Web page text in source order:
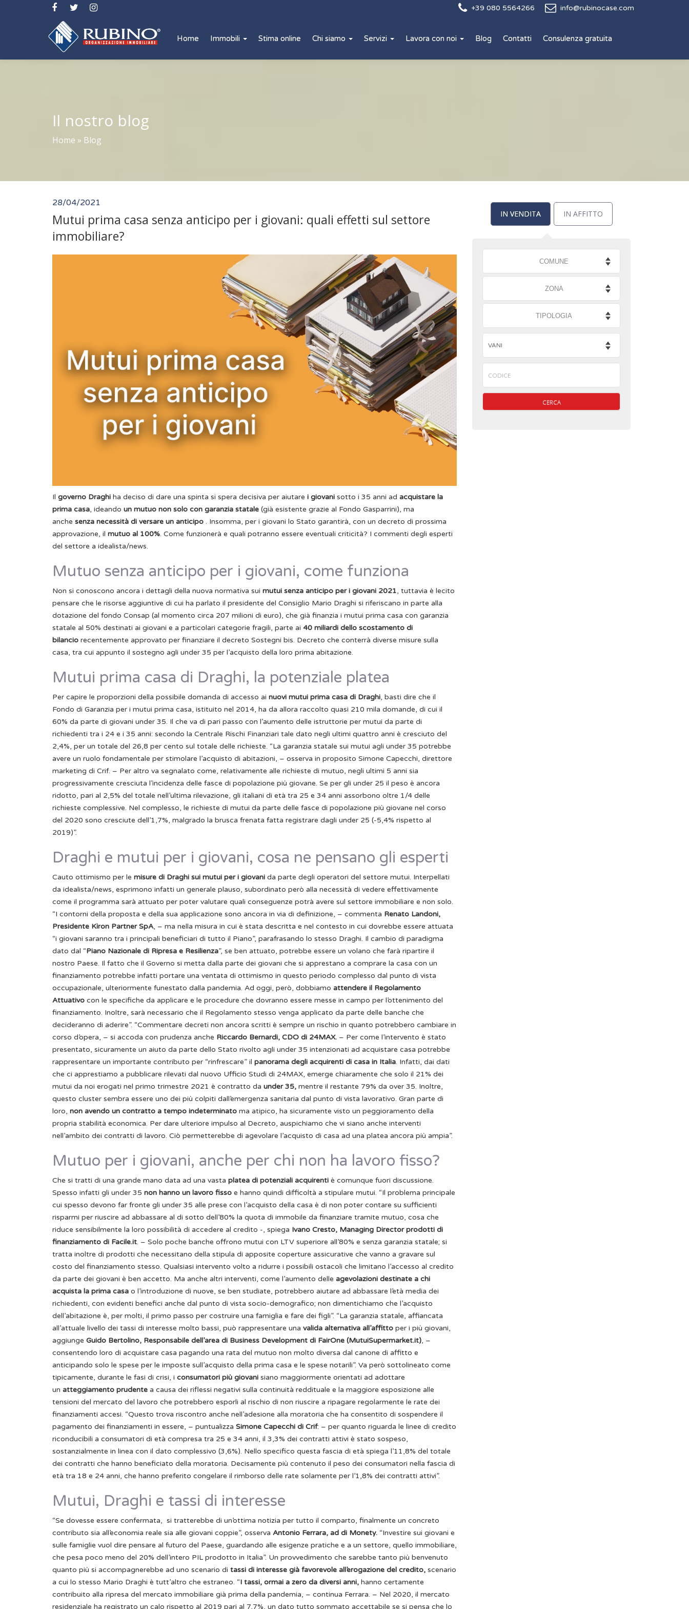
+39 080 5564266 info@rubinocase.com
Home Immobili Stima online Chi siamo Servizi Lavora con noi Blog Contatti Consulenza gratuita
Il nostro blog
Home » Blog
28/04/2021
Mutui prima casa senza anticipo per i giovani: quali effetti sul settore
immobiliare?
Il governo Draghi ha deciso di dare una spinta si spera decisiva per aiutare i giovani sotto i 35 anni ad acquistare la
prima casa, ideando un mutuo non solo con garanzia statale (già esistente grazie al Fondo Gasparrini), ma
anche senza necessità di versare un anticipo . Insomma, per i giovani lo Stato garantirà, con un decreto di prossima
approvazione, il mutuo al 100%. Come funzionerà e quali potranno essere eventuali criticità? I commenti degli esperti
del settore a idealista/news.
Mutuo senza anticipo per i giovani, come funziona
Non si conoscono ancora i dettagli della nuova normativa sui mutui senza anticipo per i giovani 2021, tuttavia è lecito
pensare che le risorse aggiuntive di cui ha parlato il presidente del Consiglio Mario Draghi si riferiscano in parte alla
dotazione del fondo Consap (al momento circa 207 milioni di euro), che già finanzia i mutui prima casa con garanzia
statale al 50% destinati ai giovani e a particolari categorie fragili, parte ai 40 miliardi dello scostamento di
bilancio recentemente approvato per finanziare il decreto Sostegni bis. Decreto che conterrà diverse misure sulla
casa, tra cui appunto il sostegno agli under 35 per l’acquisto della loro prima abitazione.
Mutui prima casa di Draghi, la potenziale platea
Per capire le proporzioni della possibile domanda di accesso ai nuovi mutui prima casa di Draghi, basti dire che il
Fondo di Garanzia per i mutui prima casa, istituito nel 2014, ha da allora raccolto quasi 210 mila domande, di cui il
60% da parte di giovani under 35. Il che va di pari passo con l’aumento delle istruttorie per mutui da parte di
richiedenti tra i 24 e i 35 anni: secondo la Centrale Rischi Finanziari tale dato negli ultimi quattro anni è cresciuto del
2,4%, per un totale del 26,8 per cento sul totale delle richieste. “La garanzia statale sui mutui agli under 35 potrebbe
avere un ruolo fondamentale per stimolare l’acquisto di abitazioni, – osserva in proposito Simone Capecchi, direttore
marketing di Crif. – Per altro va segnalato come, relativamente alle richieste di mutuo, negli ultimi 5 anni sia
progressivamente cresciuta l’incidenza delle fasce di popolazione più giovane. Se per gli under 25 il peso è ancora
ridotto, pari al 2,5% del totale nell’ultima rilevazione, gli italiani di età tra 25 e 34 anni assorbono oltre 1/4 delle
richieste complessive. Nel complesso, le richieste di mutui da parte delle fasce di popolazione più giovane nel corso
del 2020 sono cresciute dell’1,7%, malgrado la brusca frenata fatta registrare dagli under 25 (-5,4% rispetto al
2019)”.
Draghi e mutui per i giovani, cosa ne pensano gli esperti
Cauto ottimismo per le misure di Draghi sui mutui per i giovani da parte degli operatori del settore mutui. Interpellati
da idealista/news, esprimono infatti un generale plauso, subordinato però alla necessità di vedere effettivamente
come il programma sarà attuato per poter valutare quali conseguenze potrà avere sul settore immobiliare e non solo.
“I contorni della proposta e della sua applicazione sono ancora in via di definizione, – commenta Renato Landoni,
Presidente Kìron Partner SpA, – ma nella misura in cui è stata descritta e nel contesto in cui dovrebbe essere attuata
“i giovani saranno tra i principali beneficiari di tutto il Piano”, parafrasando lo stesso Draghi. Il cambio di paradigma
dato dal “Piano Nazionale di Ripresa e Resilienza”, se ben attuato, potrebbe essere un volano che farà ripartire il
nostro Paese. Il fatto che il Governo si metta dalla parte dei giovani che si apprestano a comprare la casa con un
finanziamento potrebbe infatti portare una ventata di ottimismo in questo periodo complesso dal punto di vista
occupazionale, ulteriormente funestato dalla pandemia. Ad oggi, però, dobbiamo attendere il Regolamento
Attuativo con le specifiche da applicare e le procedure che dovranno essere messe in campo per l’ottenimento del
finanziamento. Inoltre, sarà necessario che il Regolamento stesso venga applicato da parte delle banche che
decideranno di aderire”. “Commentare decreti non ancora scritti è sempre un rischio in quanto potrebbero cambiare in
corso d’opera, – si accoda con prudenza anche Riccardo Bernardi, CDO di 24MAX. – Per come l’intervento è stato
presentato, sicuramente un aiuto da parte dello Stato rivolto agli under 35 intenzionati ad acquistare casa potrebbe
rappresentare un importante contributo per “rinfrescare” il panorama degli acquirenti di casa in Italia. Infatti, dai dati
che ci apprestiamo a pubblicare rilevati dal nuovo Ufficio Studi di 24MAX, emerge chiaramente che solo il 21% dei
mutui da noi erogati nel primo trimestre 2021 è contratto da under 35, mentre il restante 79% da over 35. Inoltre,
questo cluster sembra essere uno dei più colpiti dall’emergenza sanitaria dal punto di vista lavorativo. Gran parte di
loro, non avendo un contratto a tempo indeterminato ma atipico, ha sicuramente visto un peggioramento della
propria stabilità economica. Per dare ulteriore impulso al Decreto, auspichiamo che vi siano anche interventi
nell’ambito dei contratti di lavoro. Ciò permetterebbe di agevolare l’acquisto di casa ad una platea ancora più ampia”.
Mutuo per i giovani, anche per chi non ha lavoro fisso?
Che si tratti di una grande mano data ad una vasta platea di potenziali acquirenti è comunque fuori discussione.
Spesso infatti gli under 35 non hanno un lavoro fisso e hanno quindi difficoltà a stipulare mutui. “Il problema principale
cui spesso devono far fronte gli under 35 alle prese con l’acquisto della casa è di non poter contare su sufficienti
risparmi per riuscire ad abbassare al di sotto dell’80% la quota di immobile da finanziare tramite mutuo, cosa che
riduce sensibilmente la loro possibilità di accedere al credito -, spiega Ivano Cresto, Managing Director prodotti di
finanziamento di Facile.it. – Solo poche banche offrono mutui con LTV superiore all’80% e senza garanzia statale; si
tratta inoltre di prodotti che necessitano della stipula di apposite coperture assicurative che vanno a gravare sul
costo del finanziamento stesso. Qualsiasi intervento volto a ridurre i possibili ostacoli che limitano l’accesso al credito
da parte dei giovani è ben accetto. Ma anche altri interventi, come l’aumento delle agevolazioni destinate a chi
acquista la prima casa o l’introduzione di nuove, se ben studiate, potrebbero aiutare ad abbassare l’età media dei
richiedenti, con evidenti benefici anche dal punto di vista socio-demografico; non dimentichiamo che l’acquisto
dell’abitazione è, per molti, il primo passo per costruire una famiglia e fare dei figli”. “La garanzia statale, affiancata
all’attuale livello dei tassi di interesse molto bassi, può rappresentare una valida alternativa all’affitto per i più giovani,
aggiunge Guido Bertolino, Responsabile dell’area di Business Development di FairOne (MutuiSupermarket.it), –
consentendo loro di acquistare casa pagando una rata del mutuo non molto diversa dal canone di affitto e
anticipando solo le spese per le imposte sull’acquisto della prima casa e le spese notarili”. Va però sottolineato come
tipicamente, durante le fasi di crisi, i consumatori più giovani siano maggiormente orientati ad adottare
un atteggiamento prudente a causa dei riflessi negativi sulla continuità reddituale e la maggiore esposizione alle
tensioni del mercato del lavoro che potrebbero esporli al rischio di non riuscire a ripagare regolarmente le rate dei
finanziamenti accesi. “Questo trova riscontro anche nell’adesione alla moratoria che ha consentito di sospendere il
pagamento dei finanziamenti in essere, – puntualizza Simone Capecchi di Crif: – per quanto riguarda le linee di credito
riconducibili a consumatori di età compresa tra 25 e 34 anni, il 3,3% dei contratti attivi è stato sospeso,
sostanzialmente in linea con il dato complessivo (3,6%). Nello specifico questa fascia di età spiega l’11,8% del totale
dei contratti che hanno beneficiato della moratoria. Decisamente più contenuto il peso dei consumatori nella fascia di
età tra 18 e 24 anni, che hanno preferito congelare il rimborso delle rate solamente per l’1,8% dei contratti attivi”.
Mutui, Draghi e tassi di interesse
“Se dovesse essere confermata, si tratterebbe di un’ottima notizia per tutto il comparto, finalmente un concreto
contributo sia all’economia reale sia alle giovani coppie”, osserva Antonio Ferrara, ad di Monety. “Investire sui giovani e
sulle famiglie vuol dire pensare al futuro del Paese, guardando alle esigenze pratiche e a un settore, quello immobiliare,
che pesa poco meno del 20% dell’intero PIL prodotto in Italia”. Un provvedimento che sarebbe tanto più benvenuto
quanto più si accompagnerebbe ad uno scenario di tassi di interesse già favorevole all’erogazione del credito, scenario
a cui lo stesso Mario Draghi è tutt’altro che estraneo. “I tassi, ormai a zero da diversi anni, hanno certamente
contribuito alla ripresa del mercato immobiliare già prima della pandemia, – continua Ferrara. – Nel 2020, il mercato
residenziale ha registrato un calo rispetto al 2019 pari al 7,7%, un dato tutto sommato accettabile se si pensa che lo
IN VENDITA IN AFFITTO
COMUNE
ZONA
TIPOLOGIA
CERCA